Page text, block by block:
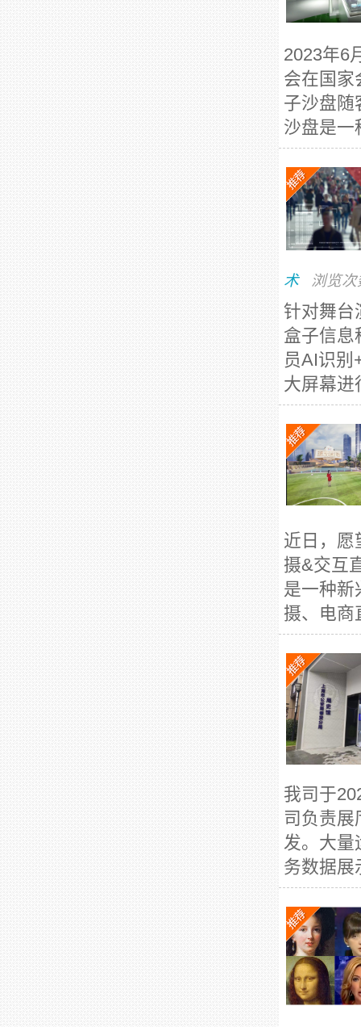
2023年6
会在国家
子沙盘随
沙盘是一
术 浏览
针对舞台
盒子信息
员AI识别
大屏幕进
近日，愿
摄&交互
是一种新
摄、电商
我司于
司负责展
发。大量
务数据展